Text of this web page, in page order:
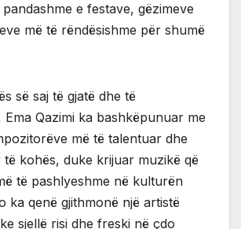
e festave, gëzimeve
më të rëndësishme për shumë
së saj të gjatë dhe të
Ema Qazimi ka bashkëpunuar me
më të talentuar dhe
kohës, duke krijuar muzikë që
të pashlyeshme në kulturën
ka qenë gjithmonë një artistë
sjellë risi dhe freski në çdo